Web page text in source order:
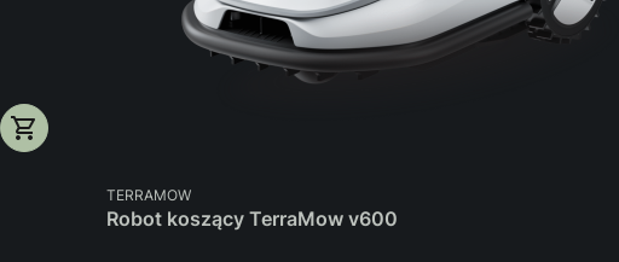
PRODUCENT
TERRAMOW
Robot koszący TerraMow v600